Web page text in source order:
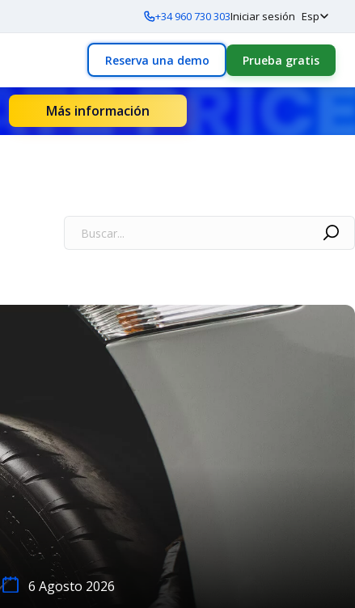
+34 960 730 303Iniciar sesión Esp
Reserva una demo Prueba gratis
Más información
6 Agosto 2026